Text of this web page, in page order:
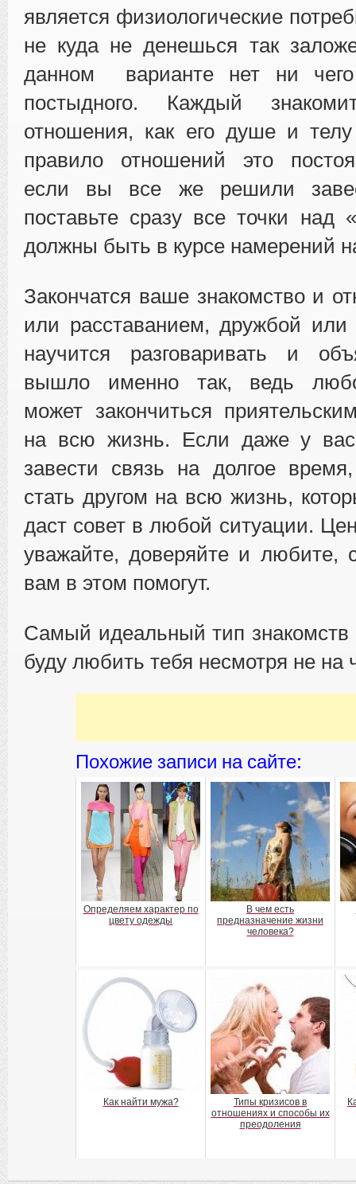
является физиологические
не куда не денешься так
данном варианте нет ни чего
постыдного. Каждый
отношения, как его душе и
правило отношений это
если вы все же решили
поставьте сразу все точки над
должны быть в курсе намерений
Закончатся ваше знакомство и
или расставанием, дружбой или
научится разговаривать и
вышло именно так, ведь
может закончиться
на всю жизнь. Если даже у вас
завести связь на долгое
стать другом на всю жизнь,
даст совет в любой ситуации.
уважайте, доверяйте и любите,
вам в этом помогут.
Самый идеальный тип
буду любить тебя несмотря не на
Похожие записи на сайте:
Определяем характер по
цвету одежды
В чем есть
предназначение жизни
человека?
Как найти мужа?
Типы кризисов в
отношениях и способы их
преодоления